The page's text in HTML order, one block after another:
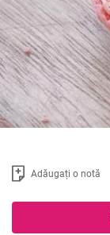
Adăugați o notă